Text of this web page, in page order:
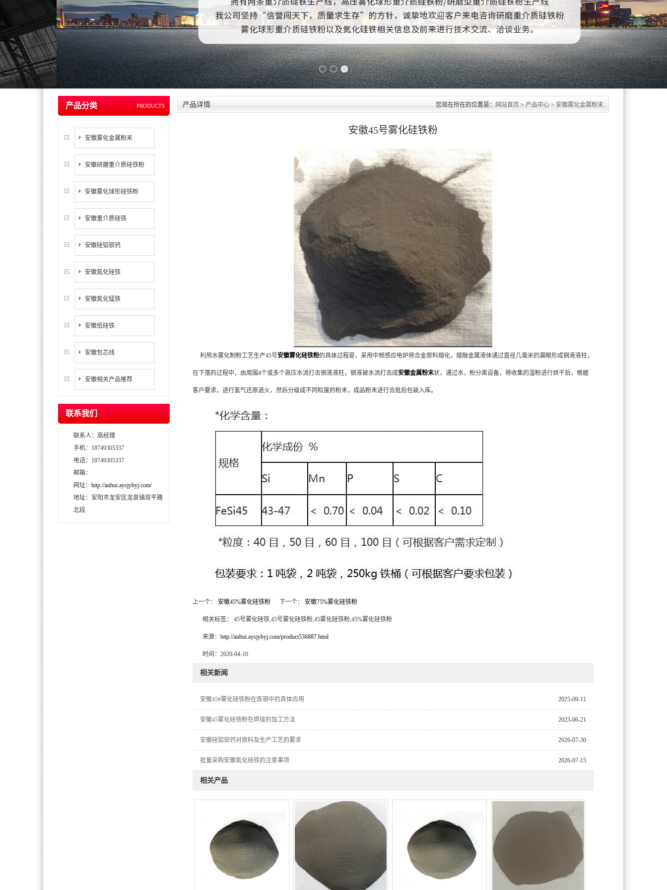
Previous slide Next slide
PRODUCTS
产品分类
安徽雾化金属粉末
安徽研磨重介质硅铁粉
安徽雾化球形硅铁粉
安徽重介质硅铁
安徽硅铝钡钙
安徽氮化硅铁
安徽氮化锰铁
安徽低硅铁
安徽包芯线
安徽相关产品推荐
联系我们
联系人：高经理
手机：18749305337
电话：18749305337
邮箱：
网址： http://anhui.aysjybyj.com/
地址：安阳市龙安区龙泉镇双平路
北段
您现在所在的位置是： 网站首页 > 产品中心 > 安徽雾化金属粉末
产品详情
安徽45号雾化硅铁粉
利用水雾化制粉工艺生产45号安徽雾化硅铁粉的具体过程是，采用中频感应电炉将合金原料熔化，熔融金属液体通过直径几毫米的漏眼形成钢液液柱，
在下落的过程中，由周围4个或多个高压水流打击钢液液柱，钢液被水流打击成安徽金属粉末状，通过水，粉分离设备，将收集的湿粉进行烘干后，根据
客户要求，进行氢气还原退火，然后分级成不同粒度的粉末，成品粉末进行合批后包装入库。
上一个： 安徽45%雾化硅铁粉 下一个： 安徽75%雾化硅铁粉
相关标签： 45号雾化硅铁,45号雾化硅铁粉,45雾化硅铁粉,45%雾化硅铁粉
来源： http://anhui.aysjybyj.com/product536887.html
时间：2020-04-10
相关新闻
2025-09-11
安徽45#雾化硅铁粉在炼钢中的具体应用
2023-06-21
安徽45雾化硅铁粉在焊接的加工方法
2026-07-30
安徽硅铝钡钙对原料及生产工艺的要求
2026-07-15
批量采购安徽氮化硅铁的注意事项
相关产品